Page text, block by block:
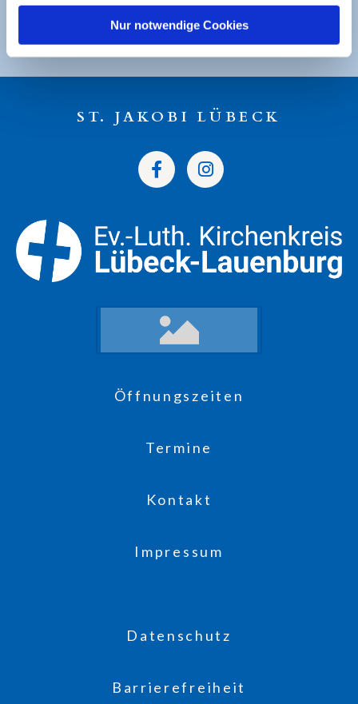
Nur notwendige Cookies
DE49 2305 0101 0001 0053 21
ST. JAKOBI LÜBECK
Öffnungszeiten
Termine
Kontakt
Impressum
Datenschutz
Barrierefreiheit